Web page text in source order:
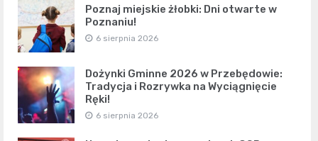
Poznaj miejskie żłobki: Dni otwarte w
Poznaniu!
6 sierpnia 2026
Dożynki Gminne 2026 w Przebędowie:
Tradycja i Rozrywka na Wyciągnięcie
Ręki!
6 sierpnia 2026